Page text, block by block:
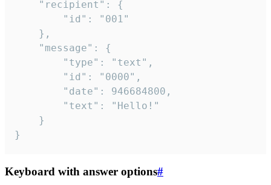
}
Keyboard with answer options#